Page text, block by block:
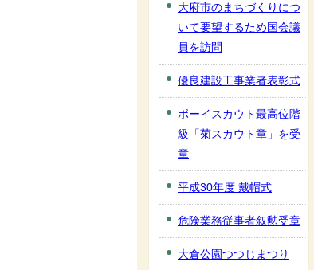
大府市のまちづくりにつ
いて要望するため国会議
員を訪問
優良建設工事業者表彰式
ボーイスカウト最高位階
級「菊スカウト章」を受
章
平成30年度 戴帽式
危険業務従事者叙勲受章
大倉公園つつじまつり